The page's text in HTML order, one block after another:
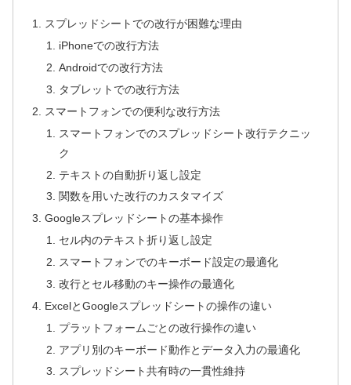
スプレッドシートでの改行が困難な理由
iPhoneでの改行方法
Androidでの改行方法
タブレットでの改行方法
スマートフォンでの便利な改行方法
スマートフォンでのスプレッドシート改行テクニッ
ク
テキストの自動折り返し設定
関数を用いた改行のカスタマイズ
Googleスプレッドシートの基本操作
セル内のテキスト折り返し設定
スマートフォンでのキーボード設定の最適化
改行とセル移動のキー操作の最適化
ExcelとGoogleスプレッドシートの操作の違い
プラットフォームごとの改行操作の違い
アプリ別のキーボード動作とデータ入力の最適化
スプレッドシート共有時の一貫性維持